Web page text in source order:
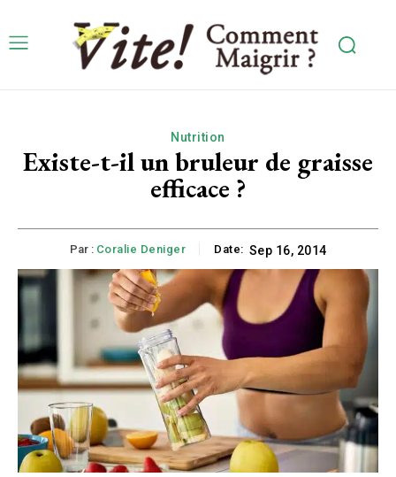
Nutrition
Existe-t-il un bruleur de graisse
efficace ?
Par : Coralie Deniger Date: Sep 16, 2014